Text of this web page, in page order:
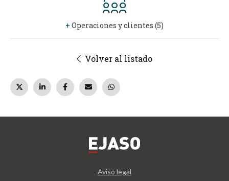
+ Operaciones y clientes (5)
Volver al listado
Aviso legal